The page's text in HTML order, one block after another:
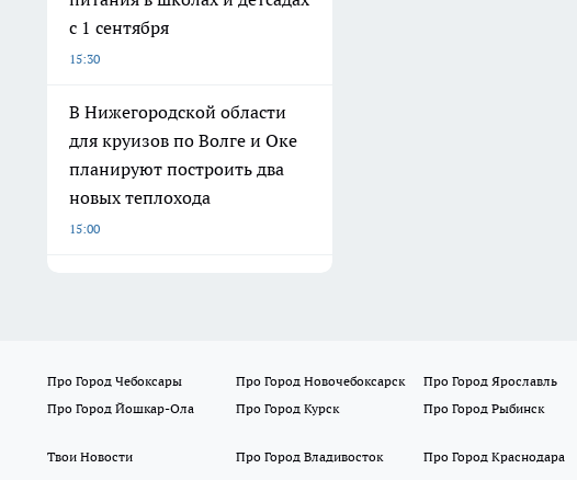
с 1 сентября
15:30
В Нижегородской области
для круизов по Волге и Оке
планируют построить два
новых теплохода
15:00
Про Город Чебоксары Про Город Новочебоксарск Про Город Ярославль
Про Город Йошкар-Ола
Про Город Курск Про Город Рыбинск
Твои Новости
Про Город Владивосток Про Город Краснодара